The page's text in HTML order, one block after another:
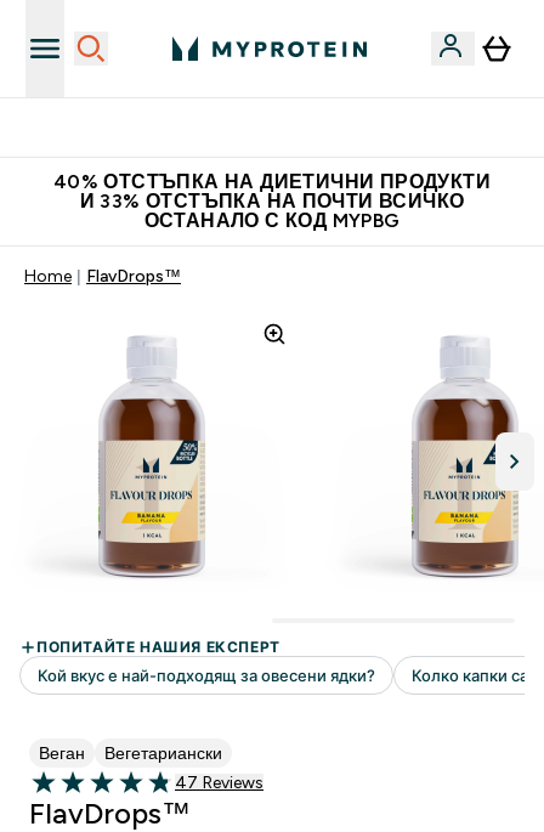
40% ОТСТЪПКА НА ДИЕТИЧНИ ПРОДУКТИ
И 33% ОТСТЪПКА НА ПОЧТИ ВСИЧКО
ОСТАНАЛО С КОД MYPBG
Home FlavDrops™
Веган Вегетариански
4.83 out of 5 stars
47 Ревюта
47 Reviews
FlavDrops™